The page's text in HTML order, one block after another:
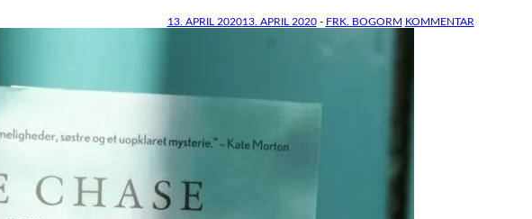
13. APRIL 202013. APRIL 2020- FRK. BOGORM KOMMENTAR